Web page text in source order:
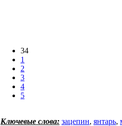
34
1
2
3
4
5
Ключевые слова: зацепин, янтарь,